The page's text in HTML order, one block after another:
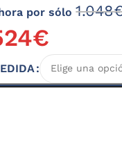
por sólo1.048
€